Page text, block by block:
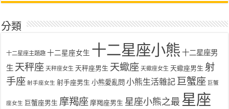
分類
十二星座主題趣 十二星座女生 十二星座小熊 十二星座男
生 天秤座 天秤座女生 天秤座男生 天蠍座 天蠍座女生 天蠍座男生 射
手座 射手座女生 射手座男生 小熊愛亂問 小熊生活雜記 巨蟹座 巨蟹
座女生 巨蟹座男生 摩羯座 摩羯座男生 星座小熊之最 星座